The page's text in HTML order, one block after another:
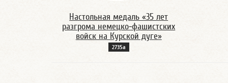
Настольная медаль «35 лет
разгрома немецко-фашистских
войск на Курской дуге»
2735а